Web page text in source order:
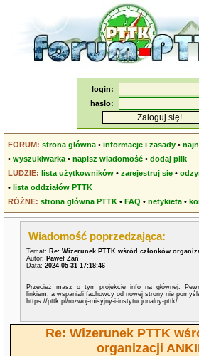
login:
hasło:
FORUM: strona główna •informacje i zasady •
•wyszukiwarka •napisz wiadomość •dodaj plik
LUDZIE: lista użytkowników •zarejestruj się •
•lista oddziałów PTTK
RÓŻNE: strona główna PTTK •FAQ •netykieta •
Wiadomość poprzedzająca:
Temat: Re: Wizerunek PTTK wśród członków
Autor: Paweł Zań
Data:2024-05-31 17:18:46
Przecież masz o tym projekcie info na głównej.
linkiem, a wspaniali fachowcy od nowej strony nie
https://pttk.pl/rozwoj-misyjny-i-instytucjonalny-pttk/
Re: Wizerunek PTTK
organizacji